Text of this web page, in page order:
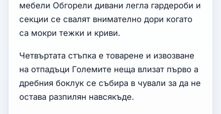
мебели Обгорели дивани легла гардероби и
секции се свалят внимателно дори когато
са мокри тежки и криви.
Четвъртата стъпка е товарене и извозване
на отпадъци Големите неща влизат първо а
дребния боклук се събира в чували за да не
остава разпилян навсякъде.